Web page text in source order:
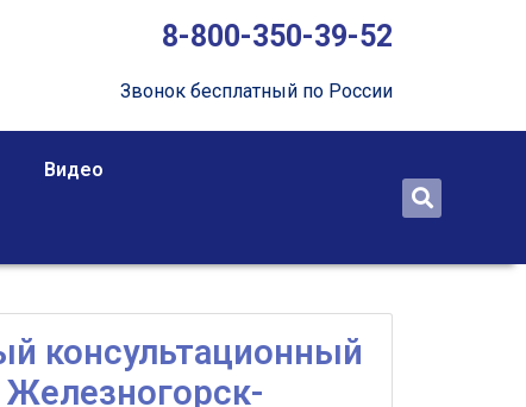
8-800-350-39-52
Звонок бесплатный по России
Видео
консультационный
Железногорск-